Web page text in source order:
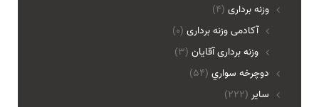
(4) وزنه برداری
آکادمی وزنه برداری (0)
وزنه برداری آقایان (3)
(54) دوچرخه سواري
(222) ساير